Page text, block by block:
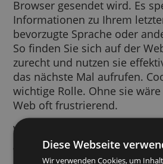
Ein Cookie ist ein kurzes
einer von Ihnen
Browser gesendet wird.
Informationen zu Ihrem
bevorzugte Sprache
So finden Sie sich auf der
zurecht und nutzen sie
das nächste Mal
wichtige Rolle. Ohne sie
Web oft frustrierend.